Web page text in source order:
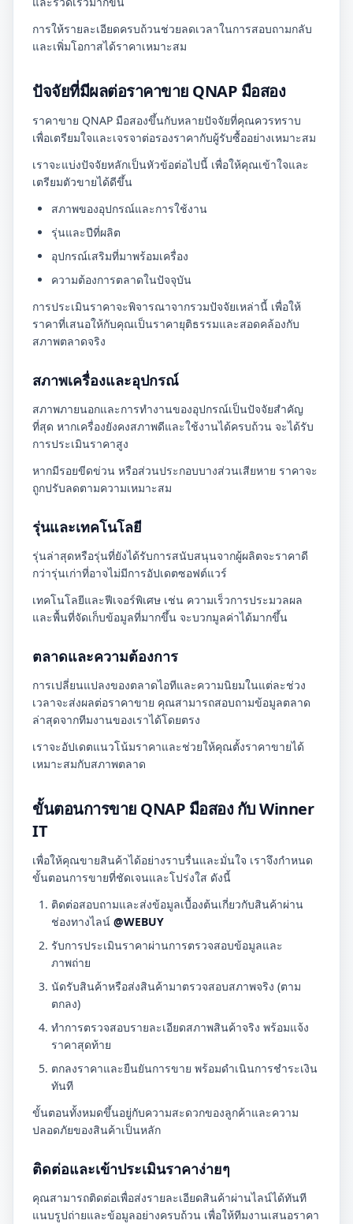
การให้รายละเอียดครบถ้วนช่วยลดเวลาในการสอบถามกลับ
และเพิ่มโอกาสได้ราคาเหมาะสม
ปัจจัยที่มีผลต่อราคาขาย QNAP มือสอง
ราคาขาย QNAP มือสองขึ้นกับหลายปัจจัยที่คุณควรทราบ
เพื่อเตรียมใจและเจรจาต่อรองราคากับผู้รับซื้ออย่างเหมาะสม
เราจะแบ่งปัจจัยหลักเป็นหัวข้อต่อไปนี้ เพื่อให้คุณเข้าใจและ
เตรียมตัวขายได้ดีขึ้น
สภาพของอุปกรณ์และการใช้งาน
รุ่นและปีที่ผลิต
อุปกรณ์เสริมที่มาพร้อมเครื่อง
ความต้องการตลาดในปัจจุบัน
การประเมินราคาจะพิจารณาจากรวมปัจจัยเหล่านี้ เพื่อให้
ราคาที่เสนอให้กับคุณเป็นราคายุติธรรมและสอดคล้องกับ
สภาพตลาดจริง
สภาพเครื่องและอุปกรณ์
สภาพภายนอกและการทำงานของอุปกรณ์เป็นปัจจัยสำคัญ
ที่สุด หากเครื่องยังคงสภาพดีและใช้งานได้ครบถ้วน จะได้รับ
การประเมินราคาสูง
หากมีรอยขีดข่วน หรือส่วนประกอบบางส่วนเสียหาย ราคาจะ
ถูกปรับลดตามความเหมาะสม
รุ่นและเทคโนโลยี
รุ่นล่าสุดหรือรุ่นที่ยังได้รับการสนับสนุนจากผู้ผลิตจะราคาดี
กว่ารุ่นเก่าที่อาจไม่มีการอัปเดตซอฟต์แวร์
เทคโนโลยีและฟีเจอร์พิเศษ เช่น ความเร็วการประมวลผล
และพื้นที่จัดเก็บข้อมูลที่มากขึ้น จะบวกมูลค่าได้มากขึ้น
ตลาดและความต้องการ
การเปลี่ยนแปลงของตลาดไอทีและความนิยมในแต่ละช่วง
เวลาจะส่งผลต่อราคาขาย คุณสามารถสอบถามข้อมูลตลาด
ล่าสุดจากทีมงานของเราได้โดยตรง
เราจะอัปเดตแนวโน้มราคาและช่วยให้คุณตั้งราคาขายได้
เหมาะสมกับสภาพตลาด
ขั้นตอนการขาย QNAP มือสอง กับ Winner
IT
เพื่อให้คุณขายสินค้าได้อย่างราบรื่นและมั่นใจ เราจึงกำหนด
ขั้นตอนการขายที่ชัดเจนและโปร่งใส ดังนี้
ติดต่อสอบถามและส่งข้อมูลเบื้องต้นเกี่ยวกับสินค้าผ่าน
ช่องทางไลน์ @WEBUY
รับการประเมินราคาผ่านการตรวจสอบข้อมูลและ
ภาพถ่าย
นัดรับสินค้าหรือส่งสินค้ามาตรวจสอบสภาพจริง (ตาม
ตกลง)
ทำการตรวจสอบรายละเอียดสภาพสินค้าจริง พร้อมแจ้ง
ราคาสุดท้าย
ตกลงราคาและยืนยันการขาย พร้อมดำเนินการชำระเงิน
ทันที
ขั้นตอนทั้งหมดขึ้นอยู่กับความสะดวกของลูกค้าและความ
ปลอดภัยของสินค้าเป็นหลัก
ติดต่อและเข้าประเมินราคาง่ายๆ
คุณสามารถติดต่อเพื่อส่งรายละเอียดสินค้าผ่านไลน์ได้ทันที
แนบรูปถ่ายและข้อมูลอย่างครบถ้วน เพื่อให้ทีมงานเสนอราคา